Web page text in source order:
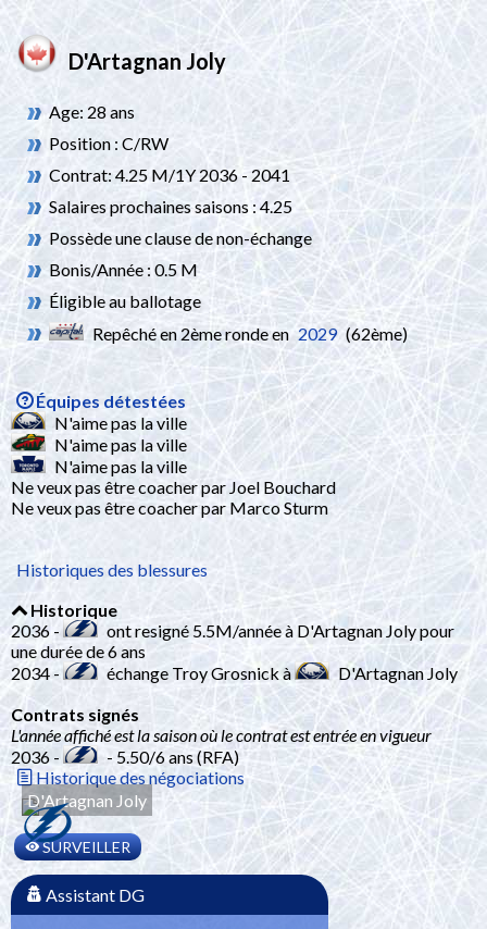
D'Artagnan Joly
Age: 28 ans
Position : C/RW
Contrat: 4.25 M/1Y 2036 - 2041
Salaires prochaines saisons : 4.25
Possède une clause de non-échange
Bonis/Année : 0.5 M
Éligible au ballotage
Repêché en 2ème ronde en 2029 (62ème)
Équipes détestées
N'aime pas la ville
N'aime pas la ville
N'aime pas la ville
Ne veux pas être coacher par Joel Bouchard
Ne veux pas être coacher par Marco Sturm
Historiques des blessures
Historique
2036 -
ont resigné 5.5M/année à D'Artagnan Joly pour
une durée de 6 ans
2034 -
échange Troy Grosnick à
D'Artagnan Joly
Contrats signés
L'année affiché est la saison où le contrat est entrée en vigueur
2036 -
- 5.50/6 ans (RFA)
Historique des négociations
D'Artagnan Joly
SURVEILLER
Assistant DG